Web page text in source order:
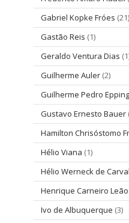
Gabriel Kopke Fróes (21)
Gastão Reis (1)
Geraldo Ventura Dias
Guilherme Auler (2)
Guilherme Pedro
Gustavo Ernesto Bauer
Hamilton Chrisóstomo
Hélio Viana (1)
Hélio Werneck de
Henrique Carneiro
Ivo de Albuquerque (3)